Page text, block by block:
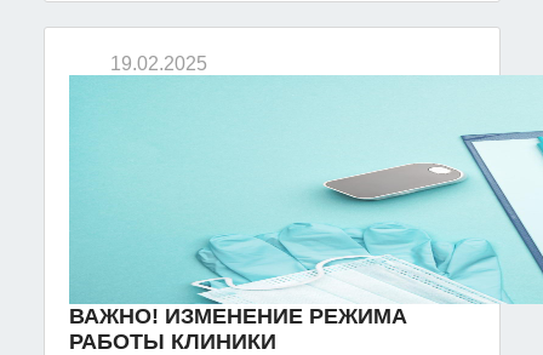
19.02.2025
ВАЖНО! ИЗМЕНЕНИЕ РЕЖИМА
РАБОТЫ КЛИНИКИ